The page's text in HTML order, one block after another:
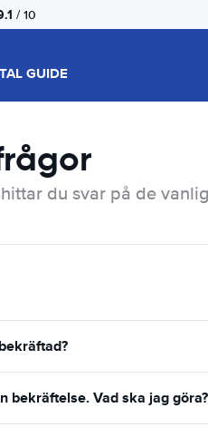
/ 10
GUIDE
du svar på de
bekräftelse. Vad ska jag göra?